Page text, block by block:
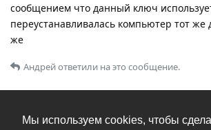
Мы используем cookies, чтобы
сообщением что данный ключ
переустанавливалась компьютер тот же
же
Андрейответили на это сообщение.
Андрей 26 авг 2023